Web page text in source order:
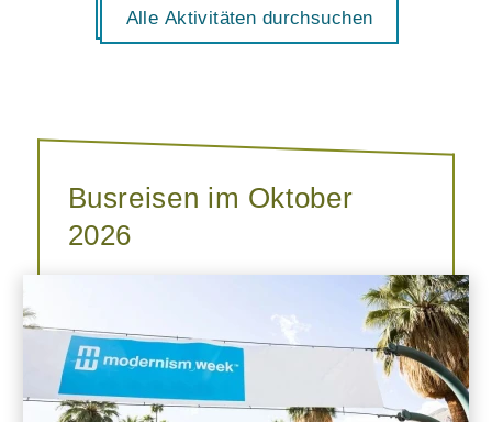
Alle Aktivitäten durchsuchen
Busreisen im Oktober
2026